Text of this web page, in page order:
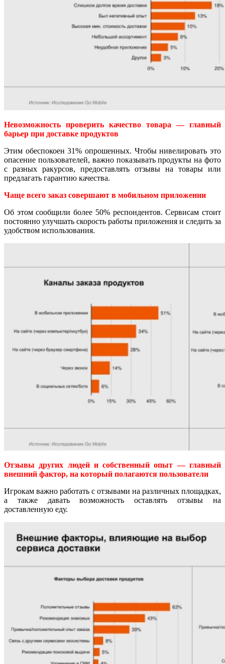
Невозможность проверить качество товара — главный
барьер при доставке продуктов
Этим обеспокоен 31% опрошенных. Чтобы нивелировать это
опасение пользователей, важно показывать продукты на фото
с разных ракурсов, предоставлять отзывы на товары или
предлагать гарантию качества.
Чаще всего заказ совершают в мобильном приложении
Об этом сообщили более 50% респондентов. Сервисам стоит
постоянно улучшать скорость работы приложения и следить за
удобством использования.
Отзывы других людей и собственный опыт — главный
внешний фактор, на который полагаются пользователи
Игрокам важно работать с отзывами на различных площадках,
а также давать возможность оставлять отзывы на
доставленную еду.